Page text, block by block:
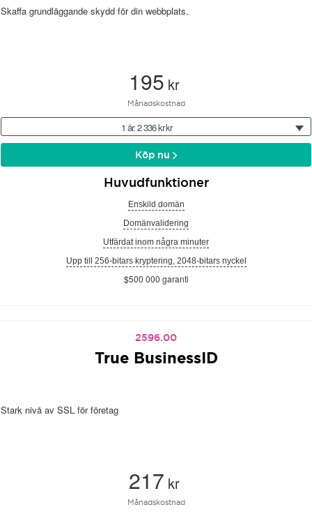
Skaffa grundläggande skydd för din webbplats.
195 kr
Månadskostnad
1 år: 2 336 kr kr
Köp nu
Huvudfunktioner
Enskild domän
Domänvalidering
Utfärdat inom några minuter
Upp till 256-bitars kryptering, 2048-bitars nyckel
$500 000 garanti
2596.00
True BusinessID
Stark nivå av SSL för företag
217 kr
Månadskostnad